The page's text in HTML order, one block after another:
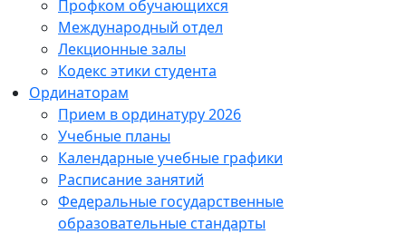
Профком обучающихся
Международный отдел
Лекционные залы
Кодекс этики студента
Ординаторам
Прием в ординатуру 2026
Учебные планы
Календарные учебные графики
Расписание занятий
Федеральные государственные
образовательные стандарты